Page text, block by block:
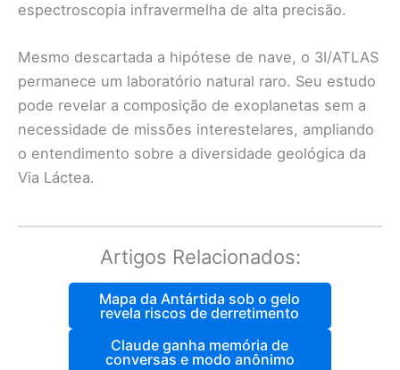
espectroscopia infravermelha de alta precisão.
Mesmo descartada a hipótese de nave, o 3I/ATLAS
permanece um laboratório natural raro. Seu estudo
pode revelar a composição de exoplanetas sem a
necessidade de missões interestelares, ampliando
o entendimento sobre a diversidade geológica da
Via Láctea.
Artigos Relacionados:
Mapa da Antártida sob o gelo
revela riscos de derretimento
Claude ganha memória de
conversas e modo anônimo